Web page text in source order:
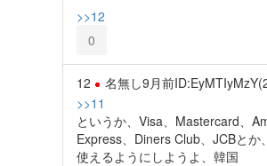
>>12
0
12 名無し9月前
>>11
というか、Visa、Mastercard、
Express、Diners Club、JCBとか、
使えるようにしようよ、韓国